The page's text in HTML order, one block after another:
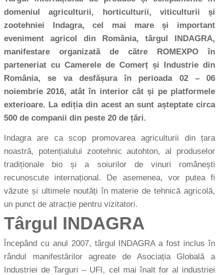
domeniul agriculturii, horticulturii, viticulturii și
zootehniei Indagra, cel mai mare și important
eveniment agricol din România, târgul INDAGRA,
manifestare organizată de către ROMEXPO în
parteneriat cu Camerele de Comerț și Industrie din
România, se va desfășura în perioada 02 – 06
noiembrie 2016, atât în interior cât și pe platformele
exterioare. La ediția din acest an sunt așteptate circa
500 de companii din peste 20 de țări.
Indagra are ca scop promovarea agriculturii din țara
noastră, potențialului zootehnic autohton, al produselor
tradiționale bio și a soiurilor de vinuri românești
recunoscute internațional. De asemenea, vor putea fi
văzute și ultimele noutăți în materie de tehnică agricolă,
un punct de atracție pentru vizitatori.
Târgul INDAGRA
Începând cu anul 2007, târgul INDAGRA a fost inclus în
rândul manifestărilor agreate de Asociația Globală a
Industriei de Targuri – UFI, cel mai înalt for al industriei